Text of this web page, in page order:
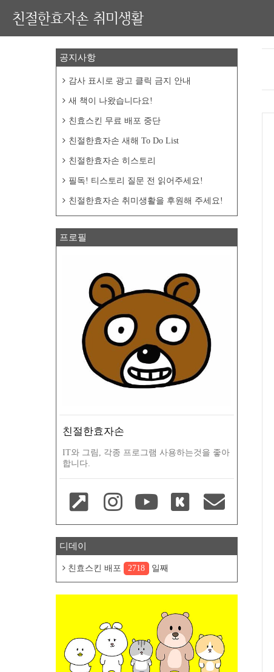
친절한효자손 취미생활
공지사항
감사 표시로 광고 클릭 금지 안내
새 책이 나왔습니다요!
친효스킨 무료 배포 중단
친절한효자손 새해 To Do List
친절한효자손 히스토리
필독! 티스토리 질문 전 읽어주세요!
친절한효자손 취미생활을 후원해 주세요!
프로필
친절한효자손
IT와 그림, 각종 프로그램 사용하는것을 좋아
합니다.
디데이
친효스킨 배포 2718 일째